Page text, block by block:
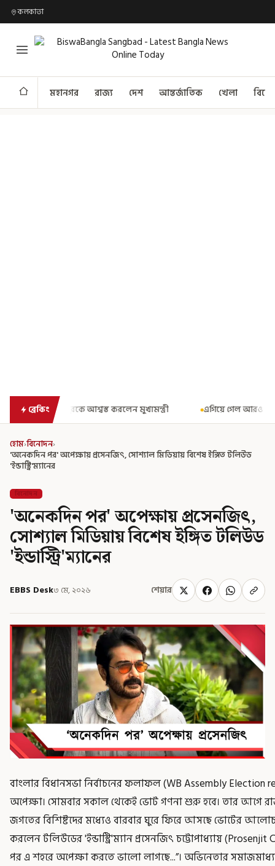
কলকাতা
মহানগর রাজ্য দেশ আন্তর্জাতিক খেলা
ব্রেকিং
এগিয়ে গেল আরও একধাপ, সপ্তম পে কমিশন গঠনের একাধিক শর্ত ঘোষণা
হোম›বিনোদন›
'অনেকদিন পর' অপেক্ষায় প্রসেনজিৎ, সোশ্যাল মিডিয়ায় বিশেষ ইঙ্গিত টলিউড
'ইন্ডাস্ট্রি'ম্যানের
বিনোদন
'অনেকদিন পর' অপেক্ষায় প্রসেনজিৎ,
সোশ্যাল মিডিয়ায় বিশেষ ইঙ্গিত টলিউড
'ইন্ডাস্ট্রি'ম্যানের
EBBS Desk৩ মে, ২০২৬ শেয়ার
বাংলার বিধানসভা নির্বাচনের ফলাফল (WB Assembly Election
অপেক্ষা। সোমবার সকাল থেকেই ভোট গণনা শুরু হবে। তার আগে
জগতের বিশিষ্টদের মধ্যেও বারবার ঘুরে ফিরে আসছে ভোটের
করলেন টলিউডের 'ইন্ডাস্ট্রি'ম্যান প্রসেনজিৎ চট্টোপাধ্যায়
পর এ শহরে অপেক্ষা করতে ভালো লাগছে...”। অভিনেতার